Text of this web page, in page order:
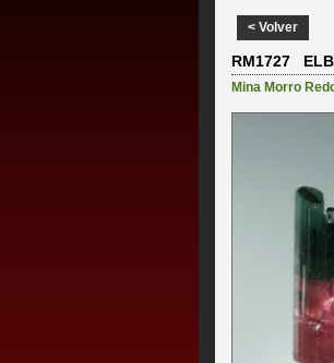
< Volver
RM1727
Mina Morro